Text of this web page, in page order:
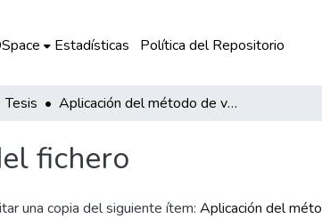
Estadísticas Política del Repositorio
Tesis Aplicación del método de valoración contingente para la gestión de sitios arqueológicos - servicios culturales - ubicados en la Cuenca Del Río Montecristo, Parque Nacional del Río Abiseo, Región San Martín, 2019
fichero
una copia del siguiente ítem: Aplicación del